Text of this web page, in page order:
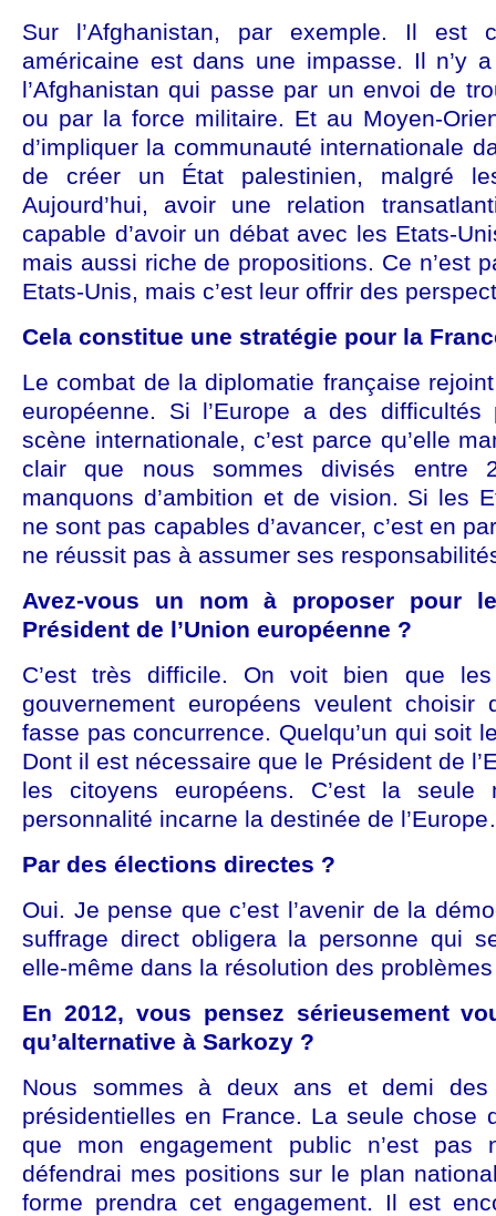
Sur l’Afghanistan, par exemple. Il est
américaine est dans une impasse. Il n’y
l’Afghanistan qui passe par un envoi de
ou par la force militaire. Et au Moyen-
d’impliquer la communauté internationale
de créer un État palestinien, malgré
Aujourd’hui, avoir une relation
capable d’avoir un débat avec les Etats-
mais aussi riche de propositions. Ce n’est
Etats-Unis, mais c’est leur offrir des
Cela constitue une stratégie pour la
Le combat de la diplomatie française
européenne. Si l’Europe a des difficultés
scène internationale, c’est parce qu’elle
clair que nous sommes divisés entre
manquons d’ambition et de vision. Si les
ne sont pas capables d’avancer, c’est en
ne réussit pas à assumer ses
Avez-vous un nom à proposer pour
Président de l’Union européenne ?
C’est très difficile. On voit bien que
gouvernement européens veulent choisir
fasse pas concurrence. Quelqu’un qui soit
Dont il est nécessaire que le Président de
les citoyens européens. C’est la seule
personnalité incarne la destinée de
Par des élections directes ?
Oui. Je pense que c’est l’avenir de la
suffrage direct obligera la personne qui
elle-même dans la résolution des
En 2012, vous pensez sérieusement
qu’alternative à Sarkozy ?
Nous sommes à deux ans et demi des
présidentielles en France. La seule chose
que mon engagement public n’est pas
défendrai mes positions sur le plan
forme prendra cet engagement. Il est